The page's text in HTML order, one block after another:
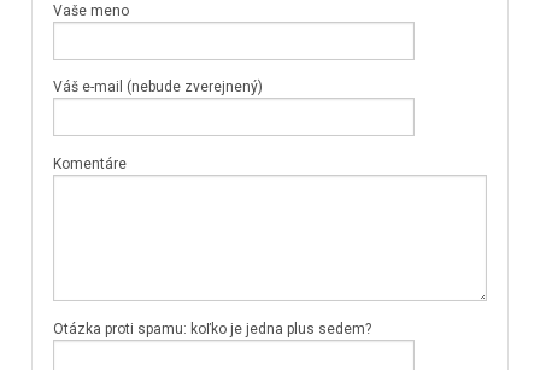
Vaše meno
Váš e-mail (nebude zverejnený)
Komentáre
Otázka proti spamu: koľko je jedna plus sedem?